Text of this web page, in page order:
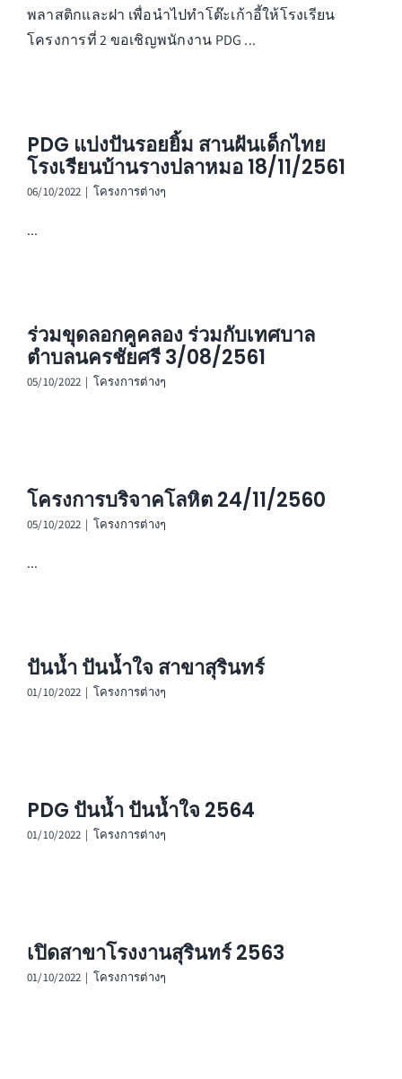
พลาสติกและฝา เพื่อนำไปทำโต๊ะเก้าอี้ให้โรงเรียน
โครงการที่ 2 ขอเชิญพนักงาน PDG ...
PDG แบ่งปันรอยยิ้ม สานฝันเด็กไทย
โรงเรียนบ้านรางปลาหมอ 18/11/2561
06/10/2022 | โครงการต่างๆ
...
ร่วมขุดลอกคูคลอง ร่วมกับเทศบาล
ตำบลนครชัยศรี 3/08/2561
05/10/2022 | โครงการต่างๆ
โครงการบริจาคโลหิต 24/11/2560
05/10/2022 | โครงการต่างๆ
...
ปันน้ำ ปันน้ำใจ สาขาสุรินทร์
01/10/2022 | โครงการต่างๆ
PDG ปันน้ำ ปันน้ำใจ 2564
01/10/2022 | โครงการต่างๆ
เปิดสาขาโรงงานสุรินทร์ 2563
01/10/2022 | โครงการต่างๆ